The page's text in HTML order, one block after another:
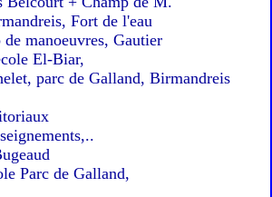
Fort de l'eau
manoeuvres, Gautier
El-Biar,
parc de Galland, Birmandreis
Parc de Galland,